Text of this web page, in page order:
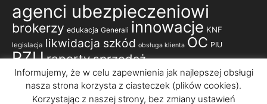
agenci ubezpieczeniowi
brokerzy edukacja Generali innowacje KNF
legislacja likwidacja szkód obsługa klienta OC PIU
PZUraportysprzedaż
ubezpieczenia komunikacyjne
ubezpieczenia korporacyjne ubezpieczenia majątkowe
ubezpieczenia na życie
Informujemy, że w celu zapewnienia jak najlepszej obsługi
nasza strona korzysta z ciasteczek (plików cookies).
Korzystając z naszej strony, bez zmiany ustawień